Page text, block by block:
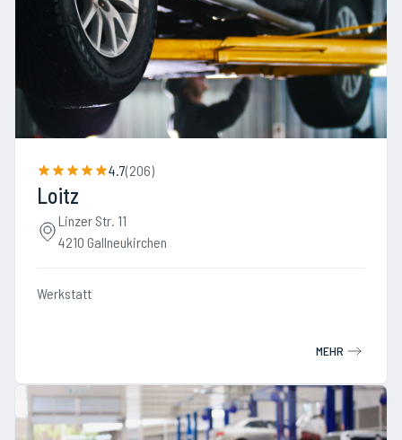
4.7(206)
Loitz
Linzer Str. 11
4210 Gallneukirchen
Werkstatt
MEHR